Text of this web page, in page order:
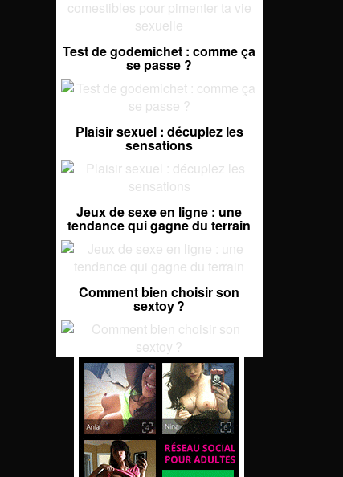
Test de godemichet : comme ça
se passe ?
Plaisir sexuel : décuplez les
sensations
Jeux de sexe en ligne : une
tendance qui gagne du terrain
Comment bien choisir son
sextoy ?